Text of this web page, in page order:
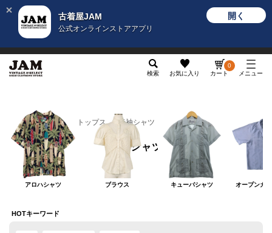
古着屋JAM
公式オンラインストアアプリ
開く
検索 お気に入り カート
0
メニュー
レディース トップス 半袖シャツ
半袖シャツ
アロハシャツ ブラウス キューバシャツ オープンカ
HOTキーワード